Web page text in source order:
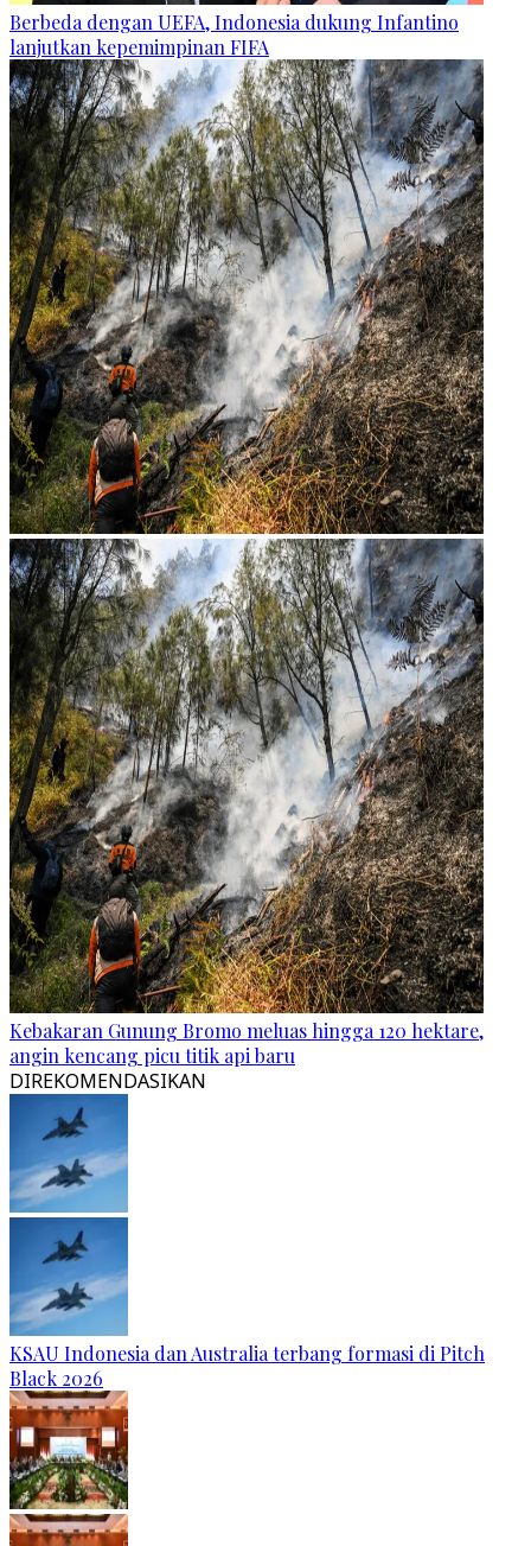
Berbeda dengan UEFA, Indonesia dukung Infantino
lanjutkan kepemimpinan FIFA
Kebakaran Gunung Bromo meluas hingga 120 hektare,
angin kencang picu titik api baru
DIREKOMENDASIKAN
KSAU Indonesia dan Australia terbang formasi di Pitch
Black 2026